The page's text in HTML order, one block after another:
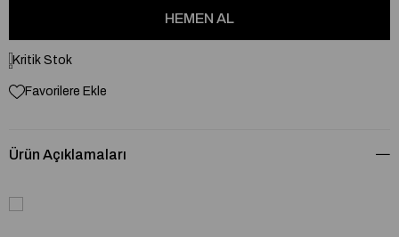
Kritik Stok
Favorilere Ekle
Ürün Açıklamaları